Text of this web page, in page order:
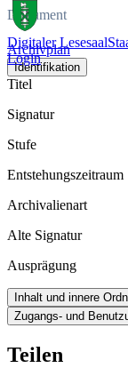
Digitaler Lesesaal
Login
Dokument
Archivplan
Identifikation
Titel
Signatur
Stufe
Entstehungszeitraum
Archivalienart
Alte Signatur
Ausprägung
Inhalt und innere
Zugangs- und
Teilen